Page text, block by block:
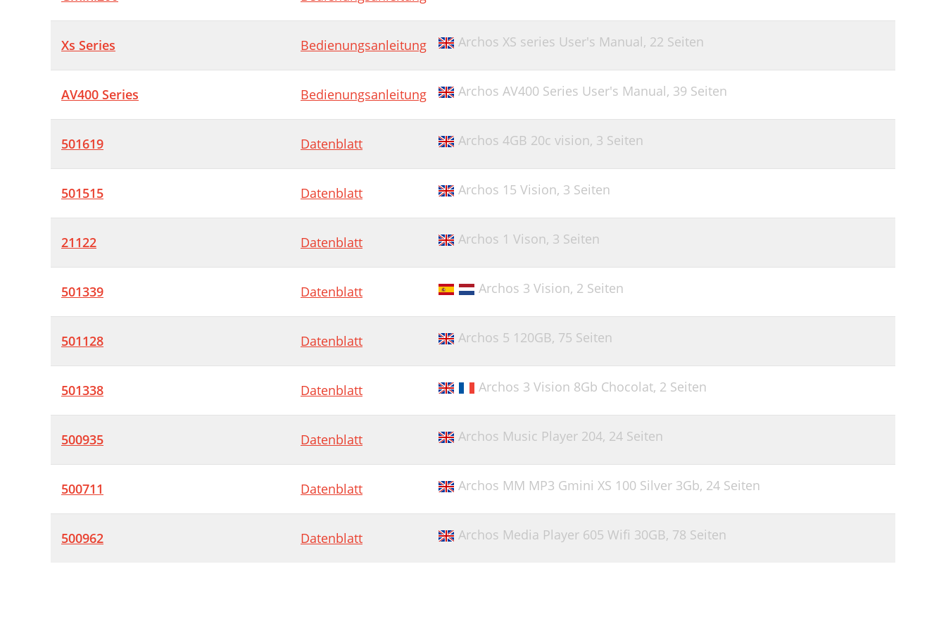
Xs Series Bedienungsanleitung Archos XS series User's Manual, 22 Seiten
AV400 Series Bedienungsanleitung Archos AV400 Series User's Manual, 39 Seiten
501619 Datenblatt Archos 4GB 20c vision, 3 Seiten
501515 Datenblatt Archos 15 Vision, 3 Seiten
21122 Datenblatt Archos 1 Vison, 3 Seiten
501339 Datenblatt Archos 3 Vision, 2 Seiten
501128 Datenblatt Archos 5 120GB, 75 Seiten
501338 Datenblatt Archos 3 Vision 8Gb Chocolat, 2 Seiten
500935 Datenblatt Archos Music Player 204, 24 Seiten
500711 Datenblatt Archos MM MP3 Gmini XS 100 Silver 3Gb, 24 Seiten
500962 Datenblatt Archos Media Player 605 Wifi 30GB, 78 Seiten